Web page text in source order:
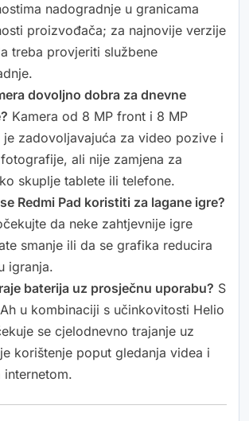
nadogradnje u granicama
proizvođača; za najnovije verzije
treba provjeriti službene
dovoljno dobra za dnevne
Kamera od 8 MP front i 8 MP
je zadovoljavajuća za video pozive i
ali nije zamjena za
skuplje tablete ili telefone.
Redmi Pad koristiti za lagane igre?
da neke zahtjevnije igre
smanje ili da se grafika reducira
igranja.
baterija uz prosječnu uporabu? S
u kombinaciji s učinkovitosti Helio
se cjelodnevno trajanje uz
korištenje poput gledanja videa i
internetom.